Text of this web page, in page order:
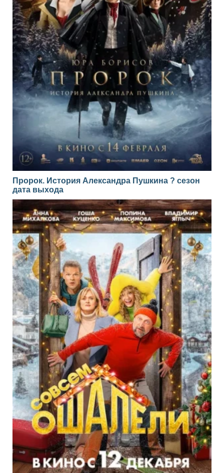
Пророк. История Александра Пушкина ? сезон
дата выхода